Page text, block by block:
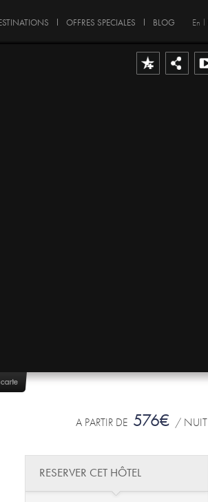
OFFRES SPECIALES BLOG En
A PARTIR DE 576€ / NUIT
RESERVER CET HÔTEL